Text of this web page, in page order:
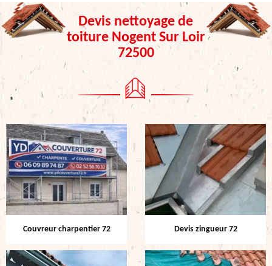
Devis nettoyage de
toiture Nogent Sur Loir
72500
Couvreur charpentier 72 Devis zingueur 72